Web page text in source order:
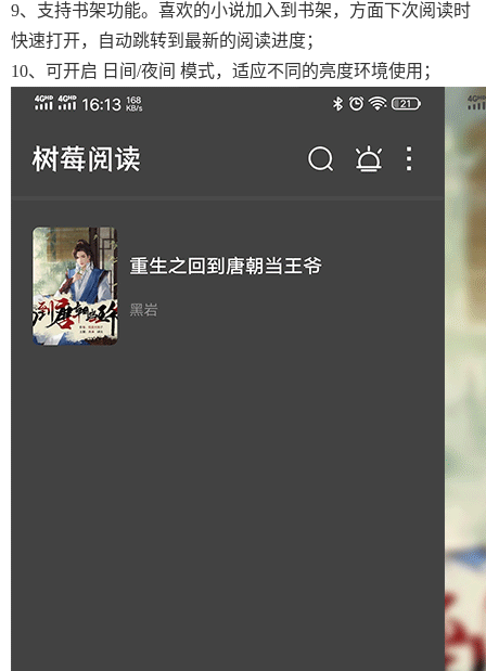
9、支持书架功能。喜欢的小说加入到书架，方面下次阅读时
快速打开，自动跳转到最新的阅读进度；
10、可开启 日间/夜间 模式，适应不同的亮度环境使用；